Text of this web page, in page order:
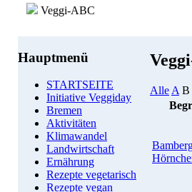
Veggi-ABC
Hauptmenü
STARTSEITE
Initiative Veggiday
Bremen
Aktivitäten
Klimawandel
Landwirtschaft
Ernährung
Rezepte vegetarisch
Rezepte vegan
Alle A B